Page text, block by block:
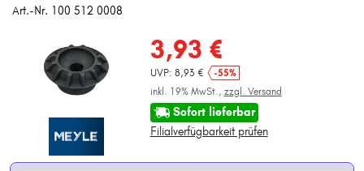
Art.-Nr. 100 512 0008
3,93 €
UVP: 8,93 €
-55%
inkl. 19% MwSt., zzgl. Versand
Sofort lieferbar
Filialverfügbarkeit prüfen